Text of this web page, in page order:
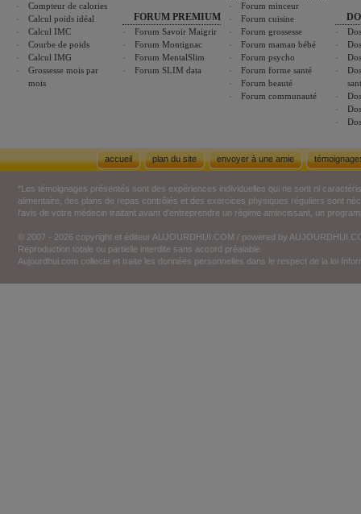
Compteur de calories
Calcul poids idéal
Calcul IMC
Courbe de poids
Calcul IMG
Grossesse mois par
mois
FORUM PREMIUM
Forum Savoir Maigrir
Forum Montignac
Forum MentalSlim
Forum SLIM data
Forum minceur
Forum cuisine
Forum grossesse
Forum maman bébé
Forum psycho
Forum forme santé
Forum beauté
Forum communauté
accueil plan du site envoyer à une amie
*Les témoignages présentés sont des expériences individuelles qui ne sont ni
alimentaire, des plans de repas contrôlés et des exercices physiques réguliers sont
l'avis de votre médecin traitant avant d'entreprendre un régime amincissant, un
© 2007 - 2026 copyright et éditeur AUJOURDHUI.COM / powered by
Reproduction totale ou partielle interdite sans accord préalable.
Aujourdhui.com collecte et traite les données personnelles dans le respect de la loi